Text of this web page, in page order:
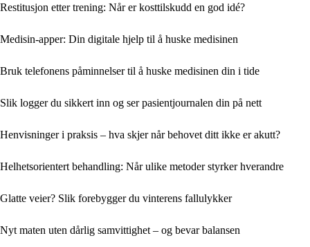
Restitusjon etter trening: Når er kosttilskudd en god idé?
Medisin-apper: Din digitale hjelp til å huske medisinen
Bruk telefonens påminnelser til å huske medisinen din i tide
Slik logger du sikkert inn og ser pasientjournalen din på nett
Henvisninger i praksis – hva skjer når behovet ditt ikke er akutt?
Helhetsorientert behandling: Når ulike metoder styrker hverandre
Glatte veier? Slik forebygger du vinterens fallulykker
Nyt maten uten dårlig samvittighet – og bevar balansen